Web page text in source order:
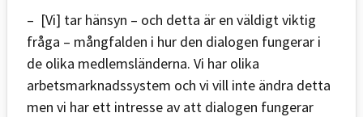
– [Vi] tar hänsyn – och detta är en väldigt viktig
fråga – mångfalden i hur den dialogen fungerar i
de olika medlemsländerna. Vi har olika
arbetsmarknadssystem och vi vill inte ändra detta
men vi har ett intresse av att dialogen fungerar